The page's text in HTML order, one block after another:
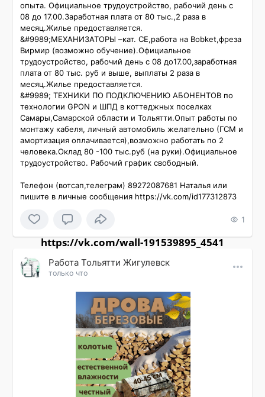
опыта. Официальное трудоустройство, рабочий день с
08 до 17.00.Заработная плата от 80 тыс.,2 раза в
месяц.Жилье предоставляется.
&#9989;МЕХАНИЗАТОРЫ –кат. СЕ,работа на Bobket,фреза
Вирмир (возможно обучение).Официальное
трудоустройство, рабочий день с 08 до17.00,заработная
плата от 80 тыс. руб и выше, выплаты 2 раза в
месяц.Жилье предоставляется.
&#9989; ТЕХНИКИ ПО ПОДКЛЮЧЕНИЮ АБОНЕНТОВ по
технологии GPON и ШПД в коттеджных поселках
Самары,Самарской области и Тольятти.Опыт работы по
монтажу кабеля, личный автомобиль желательно (ГСМ и
амортизация оплачивается),возможно работать по 2
человека.Оклад 80 -100 тыс.руб (на руки).Официальное
трудоустройство. Рабочий график свободный.
Телефон (вотсап,телеграм) 89272087681 Наталья или
пишите в личные сообщения https://vk.com/id177312873
1
https://vk.com/wall-191539895_4541
Работа Тольятти Жигулевск
только что